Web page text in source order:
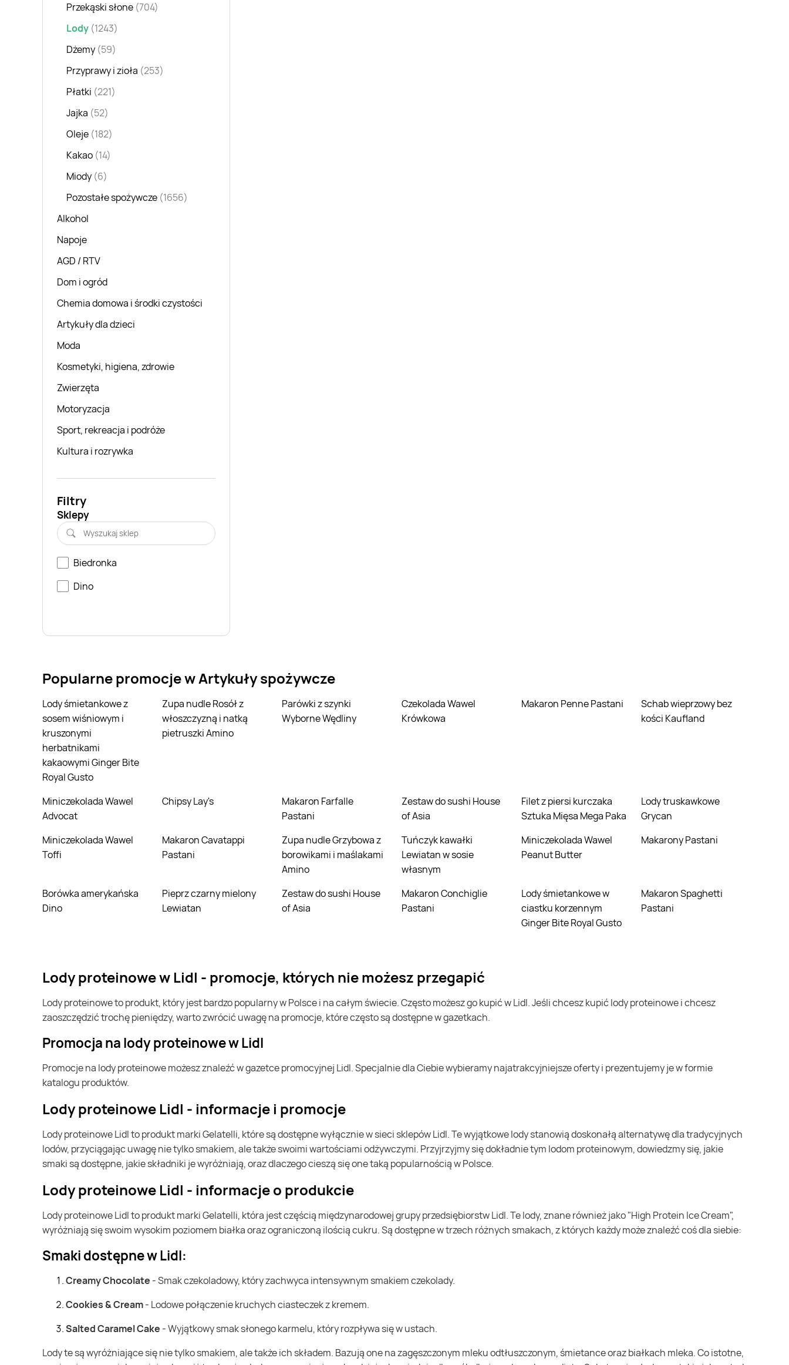
Przekąski słone (704)
Lody (1243)
Dżemy (59)
Przyprawy i zioła (253)
Płatki (221)
Jajka (52)
Oleje (182)
Kakao (14)
Miody (6)
Pozostałe spożywcze (1656)
Alkohol
Napoje
AGD / RTV
Dom i ogród
Chemia domowa i środki czystości
Artykuły dla dzieci
Moda
Kosmetyki, higiena, zdrowie
Zwierzęta
Motoryzacja
Sport, rekreacja i podróże
Kultura i rozrywka
Filtry
Sklepy
Biedronka
Dino
Popularne promocje w Artykuły spożywcze
Lody śmietankowe z
sosem wiśniowym i
kruszonymi
herbatnikami
kakaowymi Ginger Bite
Royal Gusto
Zupa nudle Rosół z
włoszczyzną i natką
pietruszki Amino
Parówki z szynki
Wyborne Wędliny
Czekolada Wawel
Krówkowa
Makaron Penne Pastani
Schab wieprzowy bez
kości Kaufland
Miniczekolada Wawel
Advocat
Chipsy Lay's
Makaron Farfalle
Pastani
Zestaw do sushi House
of Asia
Filet z piersi kurczaka
Sztuka Mięsa Mega Paka
Lody truskawkowe
Grycan
Miniczekolada Wawel
Toffi
Makaron Cavatappi
Pastani
Zupa nudle Grzybowa z
borowikami i maślakami
Amino
Tuńczyk kawałki
Lewiatan w sosie
własnym
Miniczekolada Wawel
Peanut Butter
Makarony Pastani
Borówka amerykańska
Dino
Pieprz czarny mielony
Lewiatan
Zestaw do sushi House
of Asia
Makaron Conchiglie
Pastani
Lody śmietankowe w
ciastku korzennym
Ginger Bite Royal Gusto
Makaron Spaghetti
Pastani
lody proteinowe w Lidl - promocje, których nie możesz przegapić
lody proteinowe to produkt, który jest bardzo popularny w Polsce i na całym świecie. Często możesz go kupić w Lidl. Jeśli chcesz kupić lody proteinowe i chcesz
zaoszczędzić trochę pieniędzy, warto zwrócić uwagę na promocje, które często są dostępne w gazetkach.
Promocja na lody proteinowe w Lidl
Promocje na lody proteinowe możesz znaleźć w gazetce promocyjnej Lidl. Specjalnie dla Ciebie wybieramy najatrakcyjniejsze oferty i prezentujemy je w formie
katalogu produktów.
Lody proteinowe Lidl - informacje i promocje
Lody proteinowe Lidl to produkt marki Gelatelli, które są dostępne wyłącznie w sieci sklepów Lidl. Te wyjątkowe lody stanowią doskonałą alternatywę dla tradycyjnych
lodów, przyciągając uwagę nie tylko smakiem, ale także swoimi wartościami odżywczymi. Przyjrzyjmy się dokładnie tym lodom proteinowym, dowiedzmy się, jakie
smaki są dostępne, jakie składniki je wyróżniają, oraz dlaczego cieszą się one taką popularnością w Polsce.
Lody proteinowe Lidl - informacje o produkcie
Lody proteinowe Lidl to produkt marki Gelatelli, która jest częścią międzynarodowej grupy przedsiębiorstw Lidl. Te lody, znane również jako "High Protein Ice Cream",
wyróżniają się swoim wysokim poziomem białka oraz ograniczoną ilością cukru. Są dostępne w trzech różnych smakach, z których każdy może znaleźć coś dla siebie:
Smaki dostępne w Lidl:
Creamy Chocolate - Smak czekoladowy, który zachwyca intensywnym smakiem czekolady.
Cookies & Cream- Lodowe połączenie kruchych ciasteczek z kremem.
Salted Caramel Cake - Wyjątkowy smak słonego karmelu, który rozpływa się w ustach.
Lody te są wyróżniające się nie tylko smakiem, ale także ich składem. Bazują one na zagęszczonym mleku odtłuszczonym, śmietance oraz białkach mleka. Co istotne,